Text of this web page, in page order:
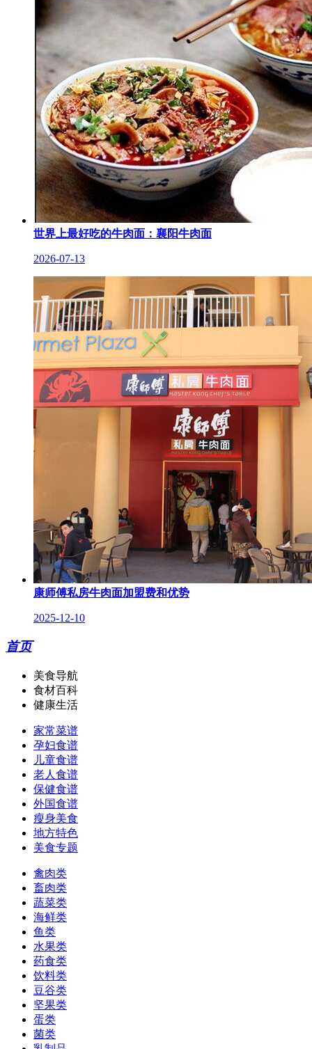
世界上最好吃的牛肉面：襄阳牛肉面
2026-07-13
康师傅私房牛肉面加盟费和优势
2025-12-10
首页
美食导航
食材百科
健康生活
家常菜谱
孕妇食谱
儿童食谱
老人食谱
保健食谱
外国食谱
瘦身美食
地方特色
美食专题
禽肉类
畜肉类
蔬菜类
海鲜类
鱼类
水果类
药食类
饮料类
豆谷类
坚果类
蛋类
菌类